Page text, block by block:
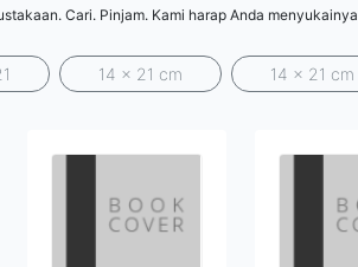
Cari. Pinjam. Kami harap Anda menyukainya
14 x 21 cm 14 x 21 cm